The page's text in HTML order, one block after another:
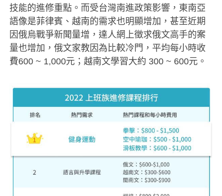
技能的進修重點。而受台灣南進政策影響，東南亞
語像是菲律賓、越南的需求也明顯增加，甚至近期
因俄烏戰爭新聞量增，達人網上徵求俄文高手的案
量也增加，俄文家教因為比較冷門，平均每小時收
費600 ~ 1,000元；越南文學習大約 300 ~ 600元。